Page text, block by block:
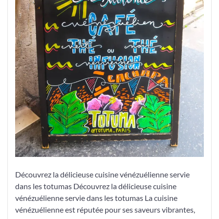
Découvrez la délicieuse cuisine vénézuélienne servie
dans les totumas Découvrez la délicieuse cuisine
vénézuélienne servie dans les totumas La cuisine
vénézuélienne est réputée pour ses saveurs vibrantes,